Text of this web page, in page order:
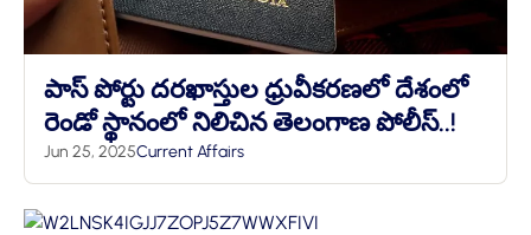
పాస్ పోర్టు దరఖాస్తుల ధ్రువీకరణలో దేశంలో
రెండో స్థానంలో నిలిచిన తెలంగాణ పోలీస్..!
Jun 25, 2025Current Affairs